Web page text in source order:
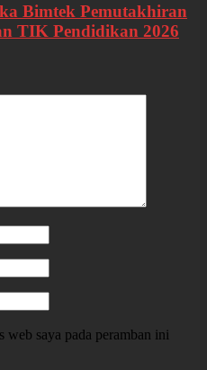
Bimtek Pemutakhiran
TIK Pendidikan 2026
web saya pada peramban ini